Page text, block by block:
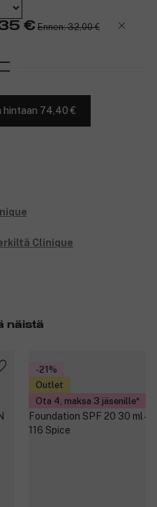
Kehitetty antamaan paras
€ Ennen: 32,00 €
hintaan 74,40 €
Clinique
näistä
-21%
Outlet
Ota 4, maksa 3 jäsenille